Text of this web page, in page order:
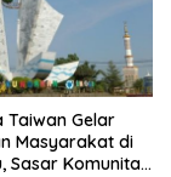
Taiwan Gelar
Masyarakat di
Sasar Komunitas